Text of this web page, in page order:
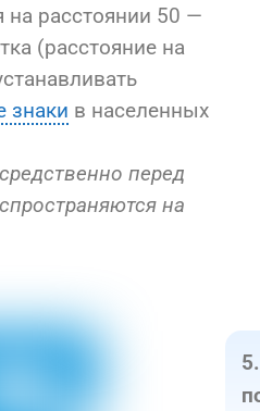
расстоянии 50 —
(расстояние на
знаки в населенных
перед
на